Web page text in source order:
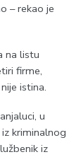
– rekao je
na listu
firme,
istina.
u
kriminalnog
iz